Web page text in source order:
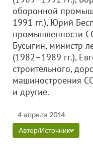
оборонной
1991 гг.), Юрий
промышленности
Бусыгин, министр
(1982–1989 гг.),
строительного,
машиностроения
и другие.
4 апреля 2014
Автор/Источник